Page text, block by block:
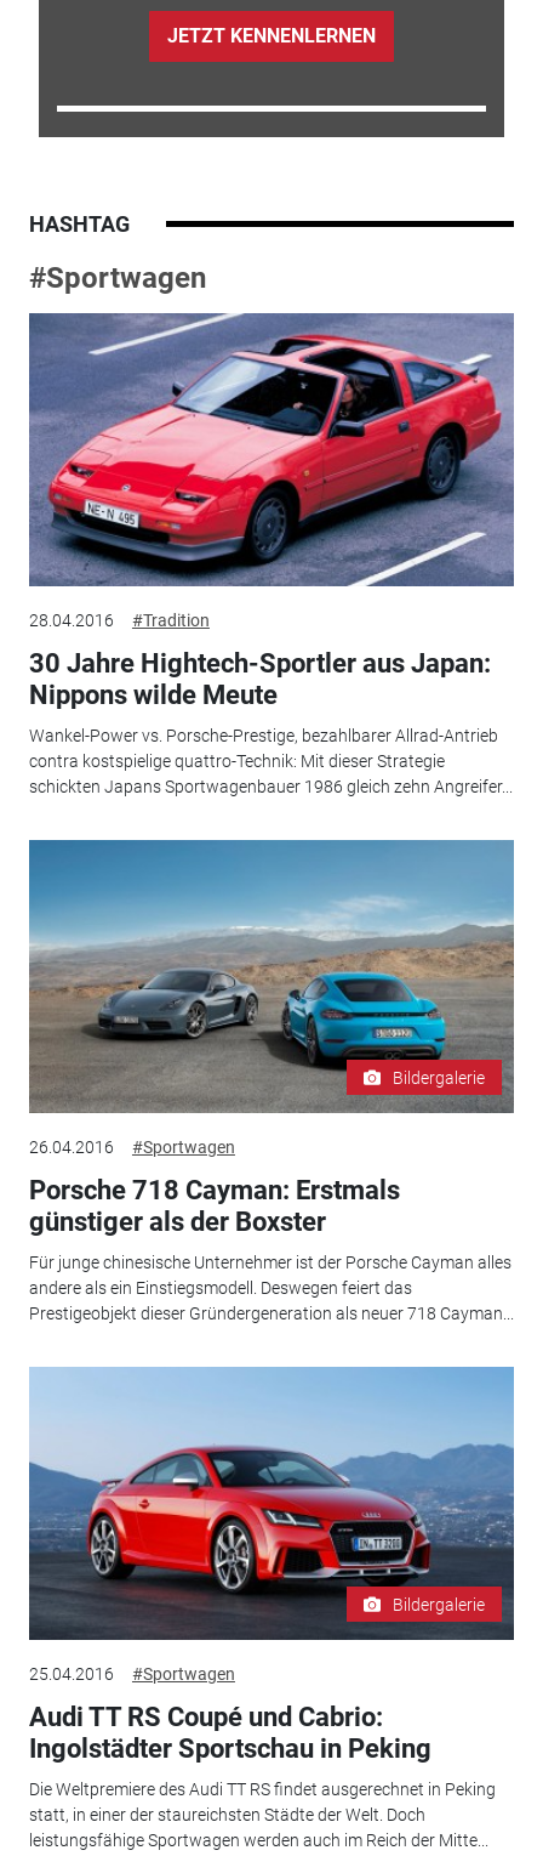
JETZT KENNENLERNEN
HASHTAG
#Sportwagen
28.04.2016 #Tradition
30 Jahre Hightech-Sportler aus Japan:
Nippons wilde Meute
Wankel-Power vs. Porsche-Prestige, bezahlbarer Allrad-Antrieb
contra kostspielige quattro-Technik: Mit dieser Strategie
schickten Japans Sportwagenbauer 1986 gleich zehn Angreifer...
Bildergalerie
26.04.2016 #Sportwagen
Porsche 718 Cayman: Erstmals
günstiger als der Boxster
Für junge chinesische Unternehmer ist der Porsche Cayman alles
andere als ein Einstiegsmodell. Deswegen feiert das
Prestigeobjekt dieser Gründergeneration als neuer 718 Cayman...
Bildergalerie
25.04.2016 #Sportwagen
Audi TT RS Coupé und Cabrio:
Ingolstädter Sportschau in Peking
Die Weltpremiere des Audi TT RS findet ausgerechnet in Peking
statt, in einer der staureichsten Städte der Welt. Doch
leistungsfähige Sportwagen werden auch im Reich der Mitte...